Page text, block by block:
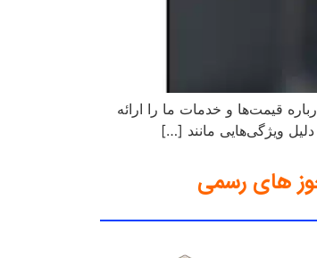
قیمت‌ها و خدمات ما را ارائه
ویژگی‌هایی مانند […]
های رسمی